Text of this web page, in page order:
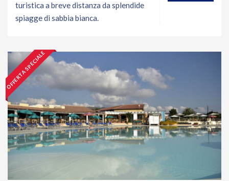
turistica a breve distanza da splendide
spiagge di sabbia bianca.
OFFERTA SPECIALE